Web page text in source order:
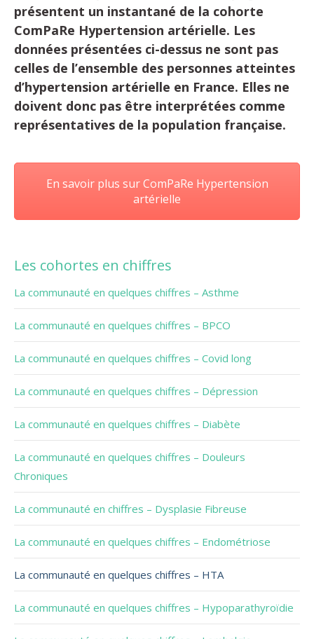
présentent un instantané de la cohorte
ComPaRe Hypertension artérielle. Les
données présentées ci-dessus ne sont pas
celles de l’ensemble des personnes atteintes
d’hypertension artérielle en France. Elles ne
doivent donc pas être interprétées comme
représentatives de la population française.
En savoir plus sur ComPaRe Hypertension
artérielle
Les cohortes en chiffres
La communauté en quelques chiffres – Asthme
La communauté en quelques chiffres – BPCO
La communauté en quelques chiffres – Covid long
La communauté en quelques chiffres – Dépression
La communauté en quelques chiffres – Diabète
La communauté en quelques chiffres – Douleurs
Chroniques
La communauté en chiffres – Dysplasie Fibreuse
La communauté en quelques chiffres – Endométriose
La communauté en quelques chiffres – HTA
La communauté en quelques chiffres – Hypoparathyroïdie